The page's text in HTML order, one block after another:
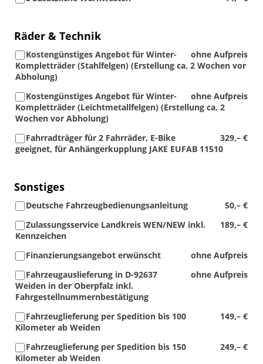
Räder & Technik
ohne Aufpreis
Kostengünstiges Angebot für Winter-
Kompletträder (Stahlfelgen) (Erstellung ca. 2 Wochen vor
Abholung)
ohne Aufpreis
Kostengünstiges Angebot für Winter-
Kompletträder (Leichtmetallfelgen) (Erstellung ca. 2
Wochen vor Abholung)
329,– €
Fahrradträger für 2 Fahrräder, E-Bike
geeignet, für Anhängerkupplung JAKE EUFAB 11510
Sonstiges
50,– €
Deutsche Fahrzeugbedienungsanleitung
189,– €
Zulassungsservice Landkreis WEN/NEW inkl.
Kennzeichen
ohne Aufpreis
Finanzierungsangebot erwünscht
ohne Aufpreis
Fahrzeugauslieferung in D-92637
Weiden in der Oberpfalz inkl.
Fahrgestellnummernbestätigung
149,– €
Fahrzeuglieferung per Spedition bis 100
Kilometer ab Weiden
249,– €
Fahrzeuglieferung per Spedition bis 150
Kilometer ab Weiden